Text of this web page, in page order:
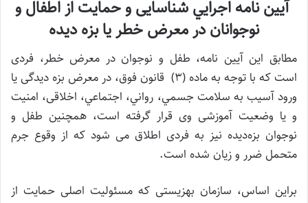
آيين نامه اجرايي شناسایی و حمایت از اطفال و
نوجوانان در معرض خطر یا بزه دیده
مطابق این آیین نامه، طفل و نوجوان در معرض خطر، فردی
است که با توجه به ماده (۳) قانون فوق، در معرض بزه دیدگی یا
ورود آسیب به سلامت جسمي، رواني، اجتماعي، اخلاقی، امنیت
و يا وضعیت آموزشی وی قرار گرفته است، همچنین طفل و
نوجوان بزه‌دیده نیز به فردی اطلاق می شود که از وقوع جرم
متحمل ضرر و زیان شده است.
براین اساس، سازمان بهزیستی که مسئولیت اصلی حمایت از